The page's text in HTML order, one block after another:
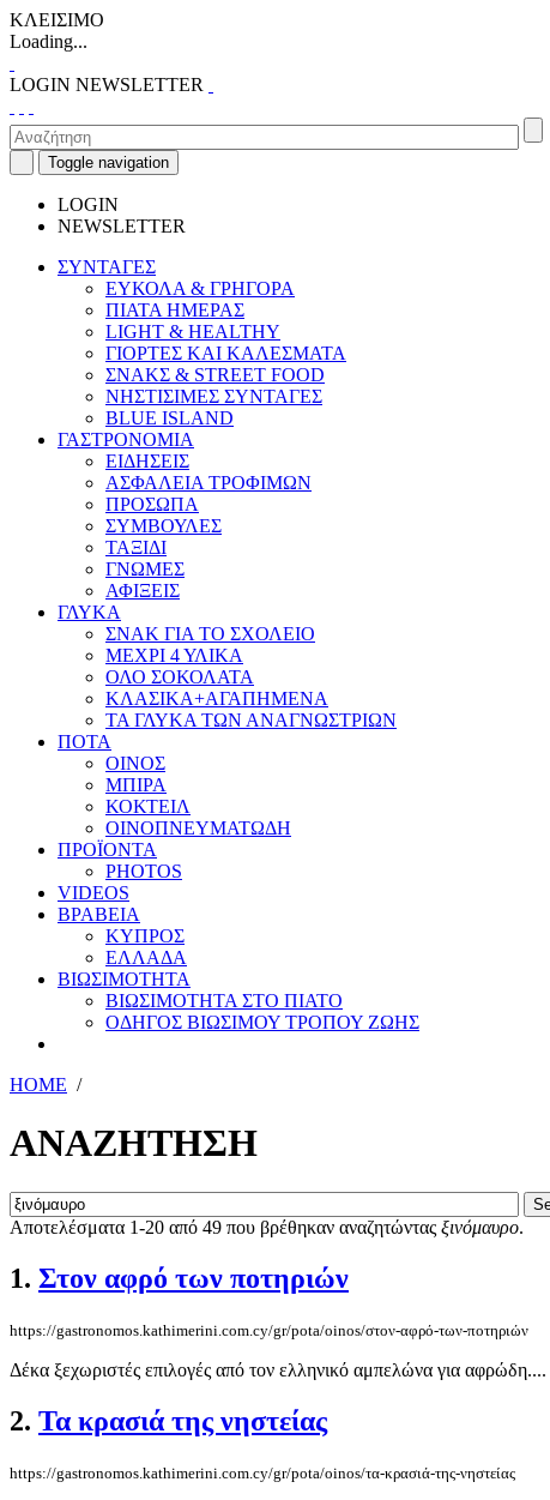
ΚΛΕΙΣΙΜΟ
Loading...
LOGIN NEWSLETTER
Toggle navigation
LOGIN
NEWSLETTER
ΣΥΝΤΑΓΕΣ
ΕΥΚΟΛΑ & ΓΡΗΓΟΡΑ
ΠΙΑΤΑ ΗΜΕΡΑΣ
LIGHT & HEALTHY
ΓΙΟΡΤΕΣ ΚΑΙ ΚΑΛΕΣΜΑΤΑ
ΣΝΑΚΣ & STREET FOOD
ΝΗΣΤΙΣΙΜΕΣ ΣΥΝΤΑΓΕΣ
BLUE ISLAND
ΓΑΣΤΡΟΝΟΜΙΑ
ΕΙΔΗΣΕΙΣ
ΑΣΦΑΛΕΙΑ ΤΡΟΦΙΜΩΝ
ΠΡΟΣΩΠΑ
ΣΥΜΒΟΥΛΕΣ
ΤΑΞΙΔΙ
ΓΝΩΜΕΣ
ΑΦΙΞΕΙΣ
ΓΛΥΚΑ
ΣΝΑΚ ΓΙΑ ΤΟ ΣΧΟΛΕΙΟ
ΜΕΧΡΙ 4 ΥΛΙΚΑ
ΟΛΟ ΣΟΚΟΛΑΤΑ
ΚΛΑΣΙΚΑ+ΑΓΑΠΗΜΕΝΑ
ΤΑ ΓΛΥΚΑ ΤΩΝ ΑΝΑΓΝΩΣΤΡΙΩΝ
ΠΟΤΑ
ΟΙΝΟΣ
ΜΠΙΡΑ
ΚΟΚΤΕΙΛ
ΟΙΝΟΠΝΕΥΜΑΤΩΔΗ
ΠΡΟΪΟΝΤΑ
PHOTOS
VIDEOS
ΒΡΑΒΕΙΑ
ΚΥΠΡΟΣ
ΕΛΛΑΔΑ
ΒΙΩΣΙΜΟΤΗΤΑ
ΒΙΩΣΙΜΟΤΗΤΑ ΣΤΟ ΠΙΑΤΟ
ΟΔΗΓΟΣ ΒΙΩΣΙΜΟΥ ΤΡΟΠΟΥ ΖΩΗΣ
HOME /
ΑΝΑΖΗΤΗΣΗ
Αποτελέσματα 1-20 από 49 που βρέθηκαν αναζητώντας ξινόμαυρο.
1. Στον αφρό των ποτηριών
https://gastronomos.kathimerini.com.cy/gr/pota/oinos/στον-αφρό-των-ποτηριών
Δέκα ξεχωριστές επιλογές από τον ελληνικό αμπελώνα για αφρώδη....
2. Τα κρασιά της νηστείας
https://gastronomos.kathimerini.com.cy/gr/pota/oinos/τα-κρασιά-της-νηστείας